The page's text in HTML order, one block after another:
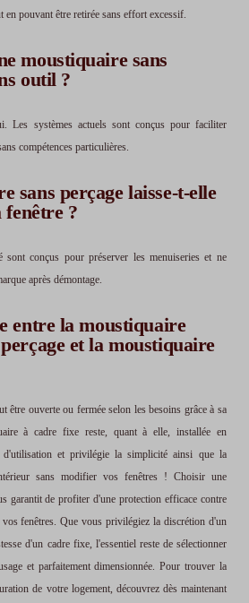
en pouvant être retirée sans effort excessif.
moustiquaire sans
outil ?
Les systèmes actuels sont conçus pour faciliter
compétences particulières.
sans perçage laisse-t-elle
fenêtre ?
sont conçus pour préserver les menuiseries et ne
après démontage.
entre la moustiquaire
et la moustiquaire
être ouverte ou fermée selon les besoins grâce à sa
à cadre fixe reste, quant à elle, installée en
d'utilisation et privilégie la simplicité ainsi que la
sans modifier vos fenêtres ! Choisir une
garantit de profiter d'une protection efficace contre
vos fenêtres. Que vous privilégiez la discrétion d'un
d'un cadre fixe, l'essentiel reste de sélectionner
et parfaitement dimensionnée. Pour trouver la
de votre logement, découvrez dès maintenant